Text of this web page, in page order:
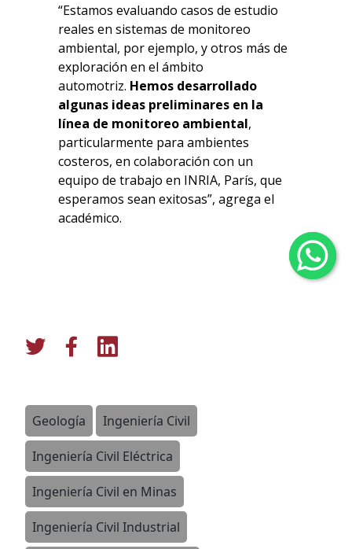
“Estamos evaluando casos de estudio
reales en sistemas de monitoreo
ambiental, por ejemplo, y otros más de
exploración en el ámbito
automotriz. Hemos desarrollado
algunas ideas preliminares en la
línea de monitoreo ambiental,
particularmente para ambientes
costeros, en colaboración con un
equipo de trabajo en INRIA, París, que
esperamos sean exitosas”, agrega el
académico.
Geología Ingeniería Civil
Ingeniería Civil Eléctrica
Ingeniería Civil en Minas
Ingeniería Civil Industrial